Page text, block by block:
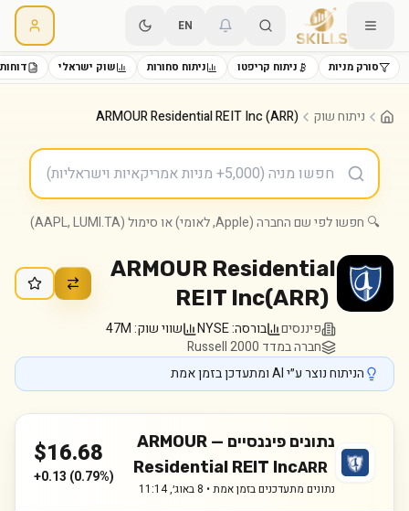
EN
סורק מניות ניתוח קריפטו ניתוח סחורות שוק ישראלי
ניתוח שוק ARMOUR Residential REIT Inc (ARR)
🔍 חפשו לפי שם החברה (Apple, לאומי) או סימול (AAPL, LUMI.TA)
ARMOUR Residential
REIT Inc(ARR)
פיננסים בורסה:NYSE שווי שוק:47M
חברה במדד Russell 2000
הניתוח נוצר ע״י AI ומתעדכן בזמן אמת
נתונים פיננסיים — ARMOUR
Residential REIT IncARR
נתונים מתעדכנים בזמן אמת • 8 באוג׳, 11:14
$16.68
+0.13 (0.79%)